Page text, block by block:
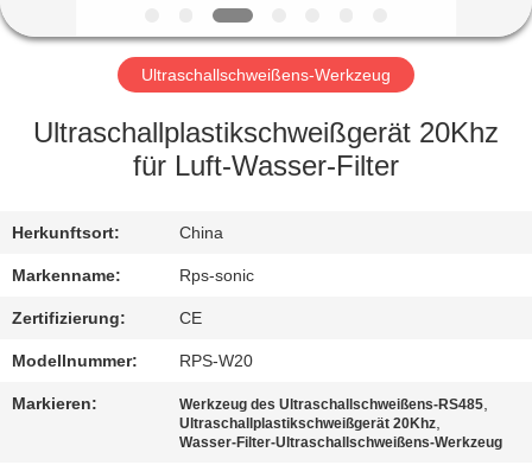
FABRIK-
AUSFLUG
QUALITÄTSKONTROLLE
TRETEN
SIE
MIT
UNS
IN
VERBINDUNG
Ultraschallschweißens-Werkzeug
Ultraschallplastikschweißgerät 20Khz
für Luft-Wasser-Filter
Herkunftsort: China
Markenname: Rps-sonic
Zertifizierung: CE
Modellnummer: RPS-W20
Markieren: Werkzeug des Ultraschallschweißens-RS485,
Ultraschallplastikschweißgerät 20Khz,
Wasser-Filter-Ultraschallschweißens-Werkzeug